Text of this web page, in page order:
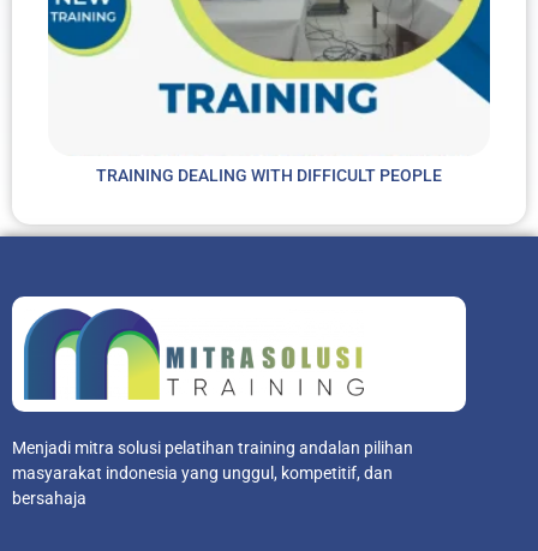
TRAINING DEALING WITH DIFFICULT PEOPLE
Menjadi mitra solusi pelatihan training andalan pilihan
masyarakat indonesia yang unggul, kompetitif, dan
bersahaja